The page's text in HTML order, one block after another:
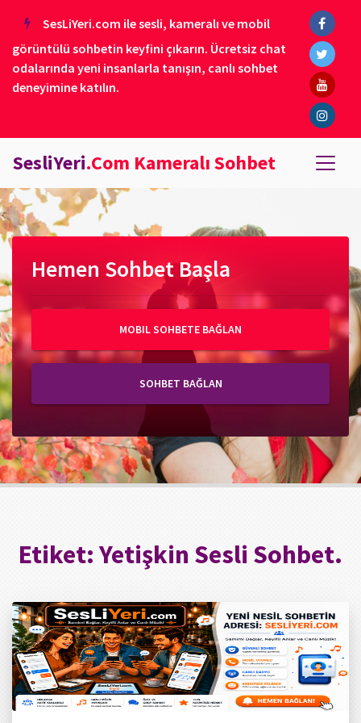
SesLiYeri.com ile sesli, kameralı ve mobil
görüntülü sohbetin keyfini çıkarın. Ücretsiz chat
odalarında yeni insanlarla tanışın, canlı sohbet
deneyimine katılın.
SesliYeri.Com Kameralı Sohbet
Hemen Sohbet Başla
MOBIL SOHBETE BAĞLAN
SOHBET BAĞLAN
Etiket:Yetişkin Sesli Sohbet.